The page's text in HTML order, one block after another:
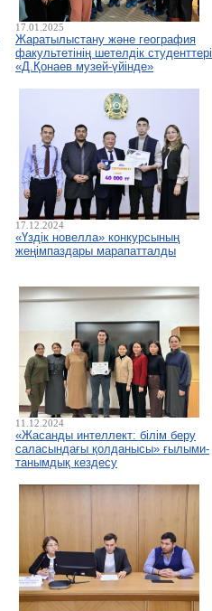
17.01.2025
Жаратылыстану және география
факультетінің шетелдік студенттері
«Д.Қонаев музей-үйінде»
17.12.2024
«Үздік новелла» конкурсының
жеңімпаздары марапатталды
11.12.2024
«Жасанды интеллект: білім беру
саласындағы қолданысы» ғылыми-
танымдық кездесу